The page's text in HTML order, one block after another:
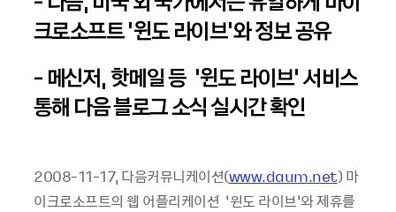
크로소프트 ‘윈도 라이브’와 정보 공유
- 메신저, 핫메일 등 ‘윈도 라이브’ 서비스
통해 다음 블로그 소식 실시간 확인
2008-11-17, 다음커뮤니케이션(www.daum.net) 마
이크로소프트의 웹 어플리케이션 ‘윈도 라이브’와 제휴를